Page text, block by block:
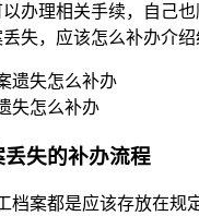
办理相关手续，自己
失，应该怎么补办介绍
失怎么补办
失的补办流程
档案都是应该存放在规